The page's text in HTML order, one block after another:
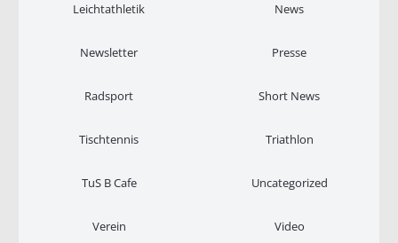
Leichtathletik News
Newsletter Presse
Radsport Short News
Tischtennis Triathlon
TuS B Cafe Uncategorized
Verein Video